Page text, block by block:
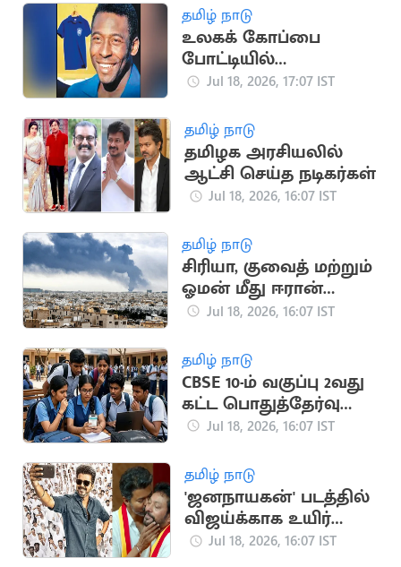
தமிழ் நாடு
உலகக் கோப்பை
போட்டியில்
பயன்படுத்திய பீலே
ஏலம்
Jul 18, 2026, 17:07 IST
தமிழ் நாடு
தமிழக அரசியலில்
ஆட்சி செய்த நடிகர்கள்
Jul 18, 2026, 16:07 IST
தமிழ் நாடு
சிரியா, குவைத் மற்றும்
ஓமன் மீது ஈரான்
பதிலடி தாக்குதல்
Jul 18, 2026, 16:07 IST
தமிழ் நாடு
CBSE 10-ம் வகுப்பு 2வது
கட்ட பொதுத்தேர்வு
முடிவுகள்
Jul 18, 2026, 16:07 IST
தமிழ் நாடு
'ஜனநாயகன்' படத்தில்
விஜய்க்காக உயிர்
கொடுக்கும் நண்பன்
Jul 18, 2026, 16:07 IST